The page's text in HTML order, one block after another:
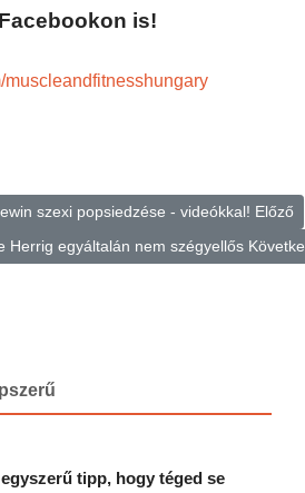
is!
muscleandfitnesshungary
szexi popsiedzése - videókkal! Előző
Herrig egyáltalán nem szégyellős
egyszerű tipp, hogy téged se